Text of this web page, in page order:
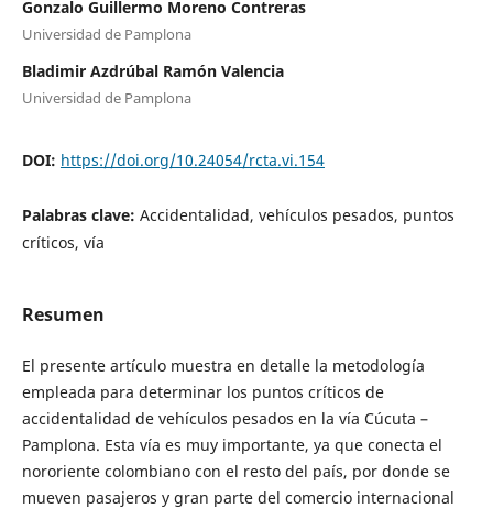
Gonzalo Guillermo Moreno Contreras
Universidad de Pamplona
Bladimir Azdrúbal Ramón Valencia
Universidad de Pamplona
DOI: https://doi.org/10.24054/rcta.vi.154
Palabras clave: Accidentalidad, vehículos pesados, puntos
críticos, vía
Resumen
El presente artículo muestra en detalle la metodología
empleada para determinar los puntos críticos de
accidentalidad de vehículos pesados en la vía Cúcuta –
Pamplona. Esta vía es muy importante, ya que conecta el
nororiente colombiano con el resto del país, por donde se
mueven pasajeros y gran parte del comercio internacional